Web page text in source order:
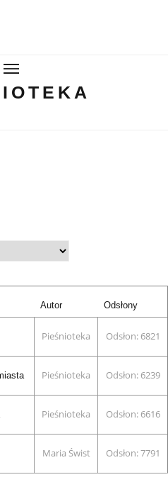
BISKUPIZNA
Autor Odsłony
Pieśnioteka Odsłon: 6821
Pieśnioteka Odsłon: 6239
Pieśnioteka Odsłon: 6616
Maria Świst Odsłon: 7791